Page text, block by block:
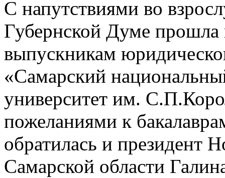
С напутствиями во
Губернской Думе
выпускникам
«Самарский
университет им.
пожеланиями к
обратилась и президент
Самарской области